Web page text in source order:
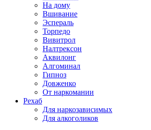
На дому
Вшивание
Эспераль
Торпедо
Вивитрол
Налтрексон
Аквилонг
Алгоминал
Гипноз
Довженко
От наркомании
Рехаб
Для наркозависимых
Для алкоголиков